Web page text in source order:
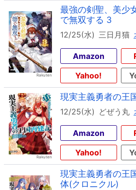
最強の剣聖、美少
で無双する 3
12/25(水) 三日月猫
Amazon
Yahoo!
現実主義勇者の王
12/25(水) どぜう丸
Amazon
Yahoo!
現実主義勇者の王
体(クロニクル)